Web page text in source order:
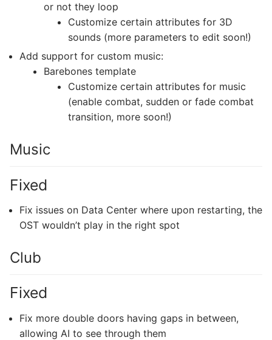
or not they loop
Customize certain attributes for 3D
sounds (more parameters to edit soon!)
Add support for custom music:
Barebones template
Customize certain attributes for music
(enable combat, sudden or fade combat
transition, more soon!)
Music
Fixed
Fix issues on Data Center where upon restarting, the
OST wouldn’t play in the right spot
Club
Fixed
Fix more double doors having gaps in between,
allowing AI to see through them